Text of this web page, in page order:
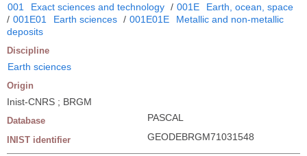
001 Exact sciences and technology / 001E
Earth, ocean, space
/ 001E01 Earth sciences / 001E01E
Metallic and non-metallic
deposits
Discipline
Earth sciences
Origin
Inist-CNRS ; BRGM
Database PASCAL
INIST identifier GEODEBRGM71031548